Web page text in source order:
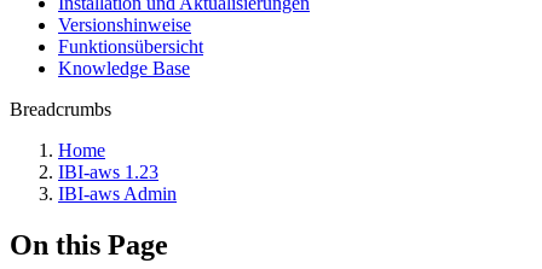
Versionshinweise
Funktionsübersicht
Knowledge Base
Breadcrumbs
Home
IBI-aws 1.23
IBI-aws Admin
On this Page